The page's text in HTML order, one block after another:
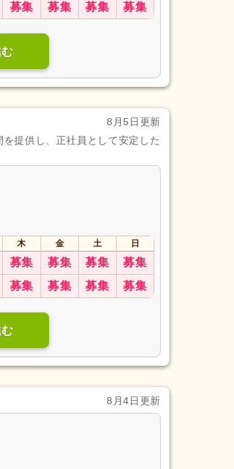
募集 募集 募集 募集
8月5日更新
提供し、正社員として安定した
木 金 土 日
募集 募集 募集 募集
募集 募集 募集 募集
8月4日更新